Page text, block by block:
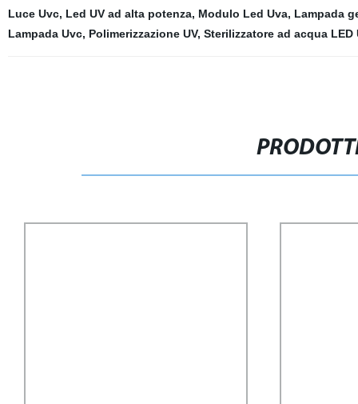
Luce Uvc, Led UV ad alta potenza, Modulo Led Uva, Lampada
Lampada Uvc, Polimerizzazione UV, Sterilizzatore ad acqua LED